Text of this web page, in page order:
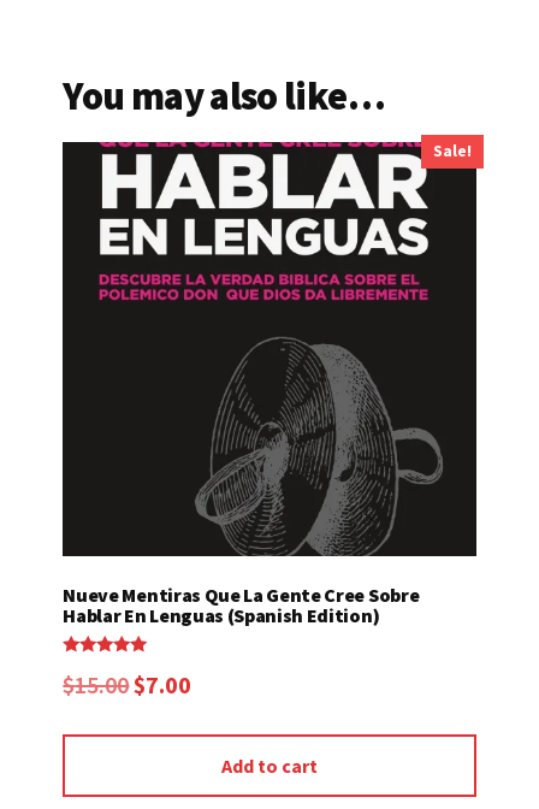
You may also like…
Sale!
Nueve Mentiras Que La Gente Cree Sobre
Hablar En Lenguas (Spanish Edition)
5.00
out of 5
$15.00Original
$15.00.
$7.00
$7.00.
Add to cart